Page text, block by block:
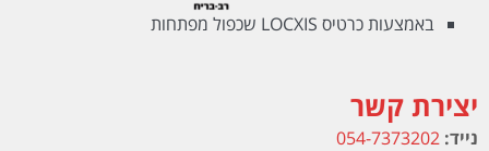
באמצעות כרטיס LOCXIS שכפול מפתחות
יצירת קשר
נייד: 054-7373202